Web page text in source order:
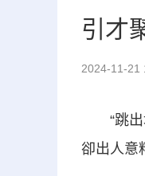
引才
2024-11-21
“跳出
卻出人意